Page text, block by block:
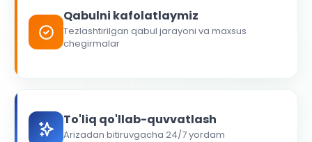
Qabulni kafolatlaymiz
Tezlashtirilgan qabul jarayoni va maxsus
chegirmalar
To'liq qo'llab-quvvatlash
Arizadan bitiruvgacha 24/7 yordam